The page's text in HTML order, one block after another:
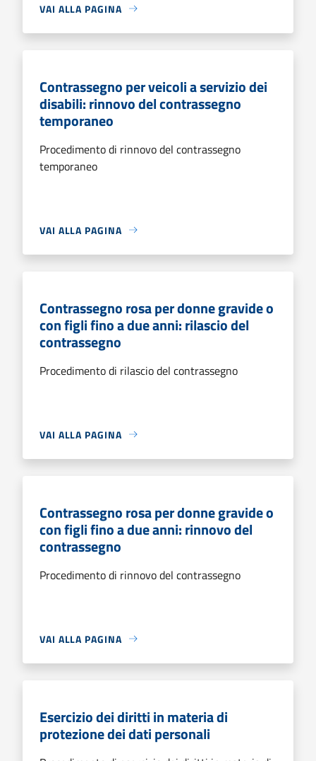
VAI ALLA PAGINA
Contrassegno per veicoli a servizio dei
disabili: rinnovo del contrassegno
temporaneo
Procedimento di rinnovo del contrassegno
temporaneo
VAI ALLA PAGINA
Contrassegno rosa per donne gravide o
con figli fino a due anni: rilascio del
contrassegno
Procedimento di rilascio del contrassegno
VAI ALLA PAGINA
Contrassegno rosa per donne gravide o
con figli fino a due anni: rinnovo del
contrassegno
Procedimento di rinnovo del contrassegno
VAI ALLA PAGINA
Esercizio dei diritti in materia di
protezione dei dati personali